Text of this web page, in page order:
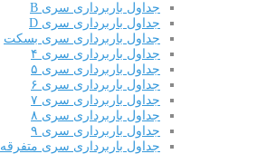
جداول باربرداری سری B
جداول باربرداری سری D
جداول باربرداری سری بسکت
جداول باربرداری سری ۴
جداول باربرداری سری ۵
جداول باربرداری سری ۶
جداول باربرداری سری ۷
جداول باربرداری سری ۸
جداول باربرداری سری ۹
جداول باربرداری سری متفرقه